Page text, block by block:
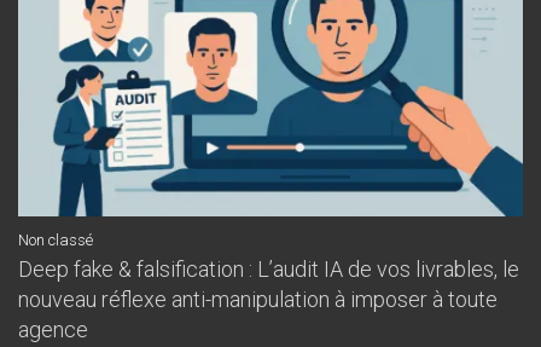
Non classé
Deep fake & falsification : L’audit IA de vos livrables, le
nouveau réflexe anti-manipulation à imposer à toute
agence